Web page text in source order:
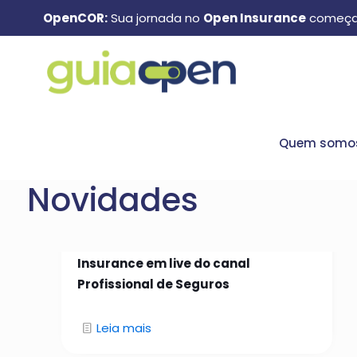
OpenCOR:Sua jornada no Open Insurance
Quem
Novidades
26 de janeiro de 2026
Insurance em live do canal
Profissional de Seguros
Leia mais